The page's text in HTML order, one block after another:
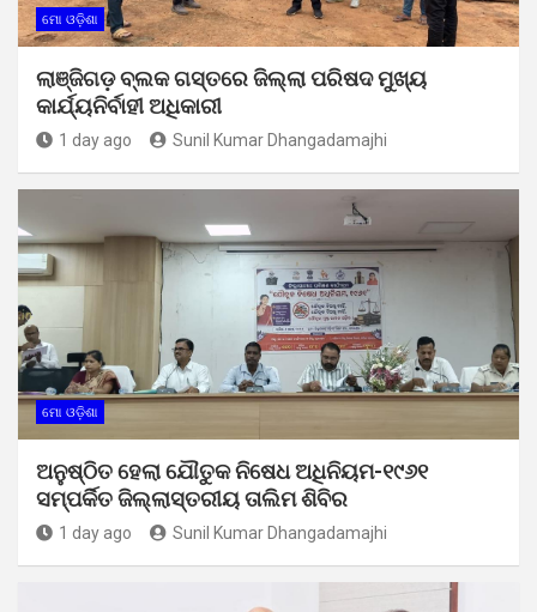
ମୋ ଓଡ଼ିଶା
ଲାଞ୍ଜିଗଡ଼ ବ୍ଲକ ଗସ୍ତରେ ଜିଲ୍ଲା ପରିଷଦ ମୁଖ୍ୟ
କାର୍ଯ୍ୟନିର୍ବାହୀ ଅଧିକାରୀ
1 day ago Sunil Kumar Dhangadamajhi
ମୋ ଓଡ଼ିଶା
ଅନୁଷ୍ଠିତ ହେଲା ଯୌତୁକ ନିଷେଧ ଅଧିନିୟମ-୧୯୬୧
ସମ୍ପର୍କିତ ଜିଲ୍ଲାସ୍ତରୀୟ ତାଲିମ ଶିବିର
1 day ago Sunil Kumar Dhangadamajhi